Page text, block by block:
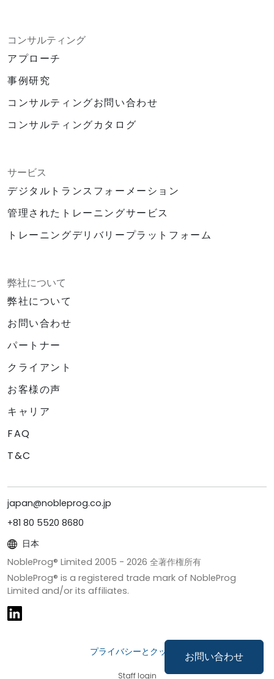
お問い合わせ
コンサルティング
アプローチ
事例研究
コンサルティングお問い合わせ
コンサルティングカタログ
サービス
デジタルトランスフォーメーション
管理されたトレーニングサービス
トレーニングデリバリープラットフォーム
弊社について
弊社について
お問い合わせ
パートナー
クライアント
お客様の声
キャリア
FAQ
T&C
japan@nobleprog.co.jp
+81 80 5520 8680
日本
NobleProg® Limited 2005 - 2026 全著作権所有
NobleProg® is a registered trade mark of NobleProg
Limited and/or its affiliates.
プライバシーとクッキー
Staff login